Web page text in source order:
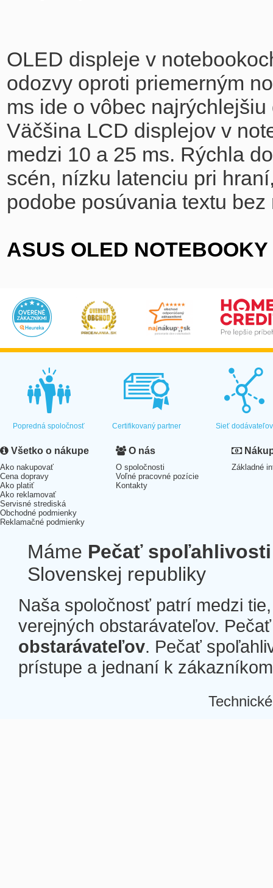
OLED displeje v
odozvy oproti priemerným
ms ide o vôbec
Väčšina LCD displejov v
medzi 10 a 25 ms. Rýchla
scén, nízku latenciu pri
podobe posúvania textu bez
ASUS OLED NOTEBOOKY
Popredná spoločnosť Certifikovaný partner Sieť dodávateľov
Všetko o nákupe
Ako nakupovať
Cena dopravy
Ako platiť
Ako reklamovať
Servisné strediská
Obchodné podmienky
Reklamačné podmienky
O nás
O spoločnosti
Voľné pracovné pozície
Kontakty
Základné
Máme Pečať spoľahlivosti
Slovenskej republiky
Naša spoločnosť patrí medzi
verejných obstarávateľov.
obstarávateľov. Pečať
prístupe a jednaní k